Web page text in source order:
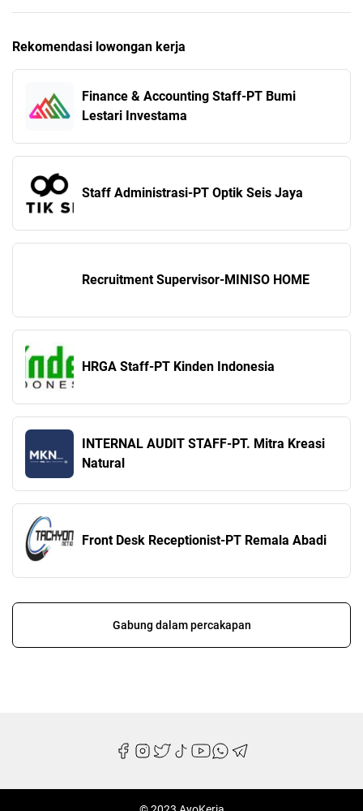
Rekomendasi lowongan kerja
Finance & Accounting Staff-PT Bumi
Lestari Investama
Staff Administrasi-PT Optik Seis Jaya
Recruitment Supervisor-MINISO HOME
HRGA Staff-PT Kinden Indonesia
INTERNAL AUDIT STAFF-PT. Mitra Kreasi
Natural
Front Desk Receptionist-PT Remala Abadi
Gabung dalam percakapan